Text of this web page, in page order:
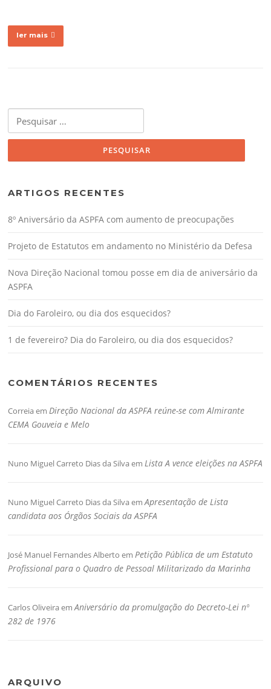
ler mais
por:
ARTIGOS RECENTES
8º Aniversário da ASPFA com aumento de preocupações
Projeto de Estatutos em andamento no Ministério da Defesa
Nova Direção Nacional tomou posse em dia de aniversário da
ASPFA
Dia do Faroleiro, ou dia dos esquecidos?
1 de fevereiro? Dia do Faroleiro, ou dia dos esquecidos?
COMENTÁRIOS RECENTES
CorreiaemDireção Nacional da ASPFA reúne-se com Almirante
CEMA Gouveia e Melo
Nuno Miguel Carreto Dias da SilvaemLista A vence eleições na ASPFA
Nuno Miguel Carreto Dias da SilvaemApresentação de Lista
candidata aos Órgãos Sociais da ASPFA
José Manuel Fernandes Alberto emPetição Pública de um Estatuto
Profissional para o Quadro de Pessoal Militarizado da Marinha
Carlos OliveiraemAniversário da promulgação do Decreto-Lei nº
282 de 1976
ARQUIVO